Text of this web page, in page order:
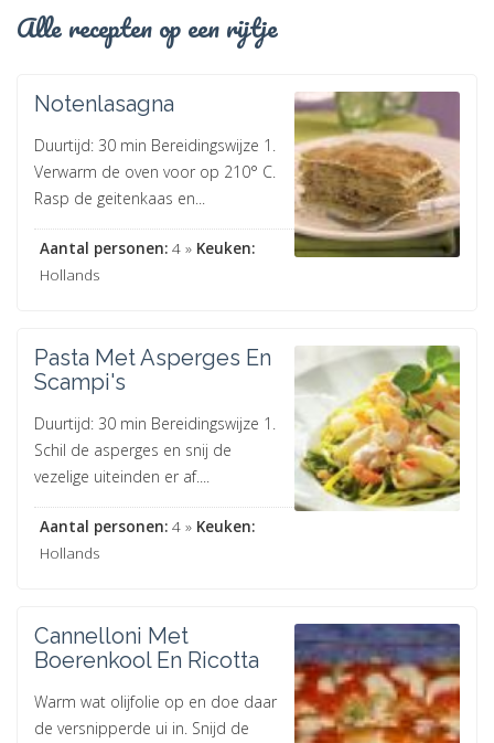
Alle recepten op een rijtje
Notenlasagna
Duurtijd: 30 min Bereidingswijze 1.
Verwarm de oven voor op 210° C.
Rasp de geitenkaas en...
Aantal personen: 4 » Keuken:
Hollands
Pasta Met Asperges En
Scampi's
Duurtijd: 30 min Bereidingswijze 1.
Schil de asperges en snij de
vezelige uiteinden er af....
Aantal personen: 4 » Keuken:
Hollands
Cannelloni Met
Boerenkool En Ricotta
Warm wat olijfolie op en doe daar
de versnipperde ui in. Snijd de